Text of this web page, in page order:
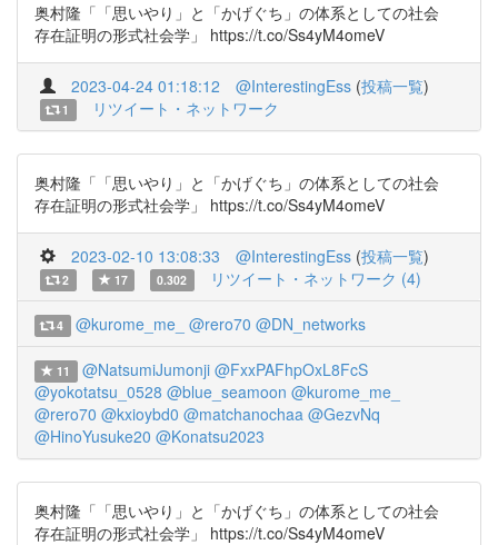
奥村隆「「思いやり」と「かげぐち」の体系としての社会
存在証明の形式社会学」 https://t.co/Ss4yM4omeV
2023-04-24 01:18:12 @InterestingEss (投稿一覧)
1 リツイート・ネットワーク
奥村隆「「思いやり」と「かげぐち」の体系としての社会
存在証明の形式社会学」 https://t.co/Ss4yM4omeV
2023-02-10 13:08:33 @InterestingEss (投稿一覧)
2 17 0.302 リツイート・ネットワーク (4)
4 @kurome_me_ @rero70 @DN_networks
11 @NatsumiJumonji @FxxPAFhpOxL8FcS
@yokotatsu_0528 @blue_seamoon @kurome_me_
@rero70 @kxioybd0 @matchanochaa @GezvNq
@HinoYusuke20 @Konatsu2023
奥村隆「「思いやり」と「かげぐち」の体系としての社会
存在証明の形式社会学」 https://t.co/Ss4yM4omeV